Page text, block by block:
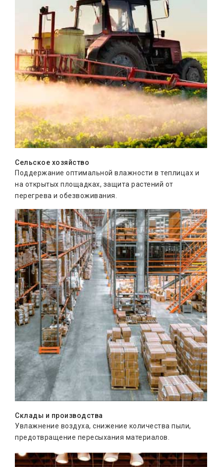
Сельское хозяйство
Поддержание оптимальной влажности в теплицах и
на открытых площадках, защита растений от
перегрева и обезвоживания.
Склады и производства
Увлажнение воздуха, снижение количества пыли,
предотвращение пересыхания материалов.